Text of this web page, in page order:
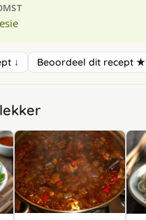
↓ Beoordeel dit recept ★